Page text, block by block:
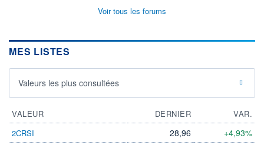
Voir tous les forums
MES LISTES
Valeurs les plus consultées
VALEUR DERNIER
VAR.
2CRSI
28,96 +4,93%